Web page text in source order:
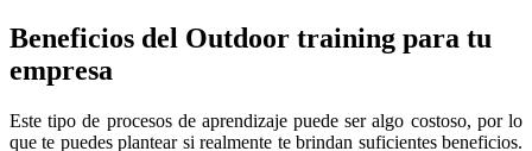
Beneficios del Outdoor training para tu
empresa
Este tipo de procesos de aprendizaje puede ser algo costoso, por lo
que te puedes plantear si realmente te brindan suficientes beneficios.